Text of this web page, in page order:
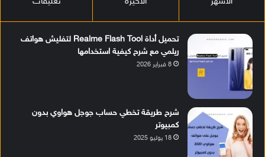
تحميل أداة Realme Flash Tool لتفليش هواتف
ريلمي مع شرح كيفية استخدامها
8 فبراير 2026
شرح طريقة تخطي حساب جوجل هواوي بدون
كمبيوتر
18 يوليو 2025